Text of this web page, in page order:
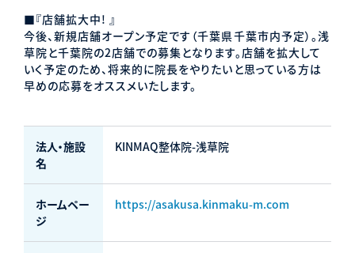
■『店舗拡大中! 』
今後、新規店舗オープン予定です（千葉県千葉市内予定）。浅
草院と千葉院の2店舗での募集となります。店舗を拡大して
いく予定のため、将来的に院長をやりたいと思っている方は
早めの応募をオススメいたします。
法人・施設
名
KINMAQ整体院-浅草院
ホームペー
ジ
https://asakusa.kinmaku-m.com